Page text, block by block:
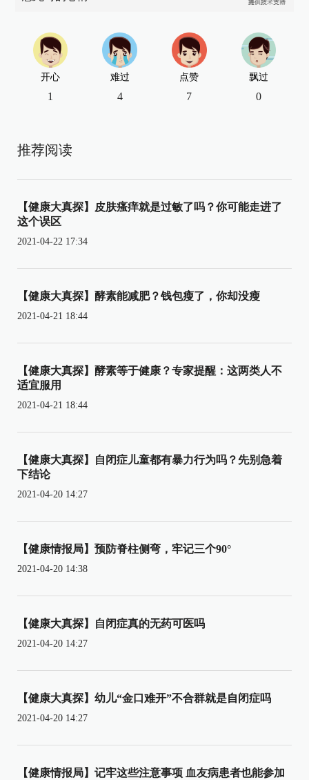
开心
1
难过
4
点赞
7
飘过
0
推荐阅读
【健康大真探】皮肤瘙痒就是过敏了吗？你可能走进了
这个误区
2021-04-22 17:34
【健康大真探】酵素能减肥？钱包瘦了，你却没瘦
2021-04-21 18:44
【健康大真探】酵素等于健康？专家提醒：这两类人不
适宜服用
2021-04-21 18:44
【健康大真探】自闭症儿童都有暴力行为吗？先别急着
下结论
2021-04-20 14:27
【健康情报局】预防脊柱侧弯，牢记三个90°
2021-04-20 14:38
【健康大真探】自闭症真的无药可医吗
2021-04-20 14:27
【健康大真探】幼儿“金口难开”不合群就是自闭症吗
2021-04-20 14:27
【健康情报局】记牢这些注意事项 血友病患者也能参加